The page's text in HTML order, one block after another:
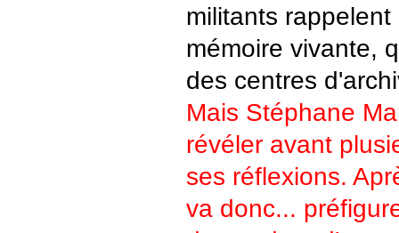
militants
mémoire vivante,
des centres
Mais Stéphane
révéler avant
ses réflexions.
va donc...